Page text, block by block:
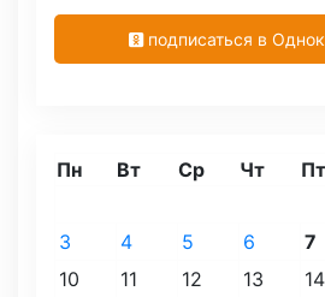
подписаться в
Пн Вт Ср Чт Пт
3
4 5 6 7
10
11 12 13 14